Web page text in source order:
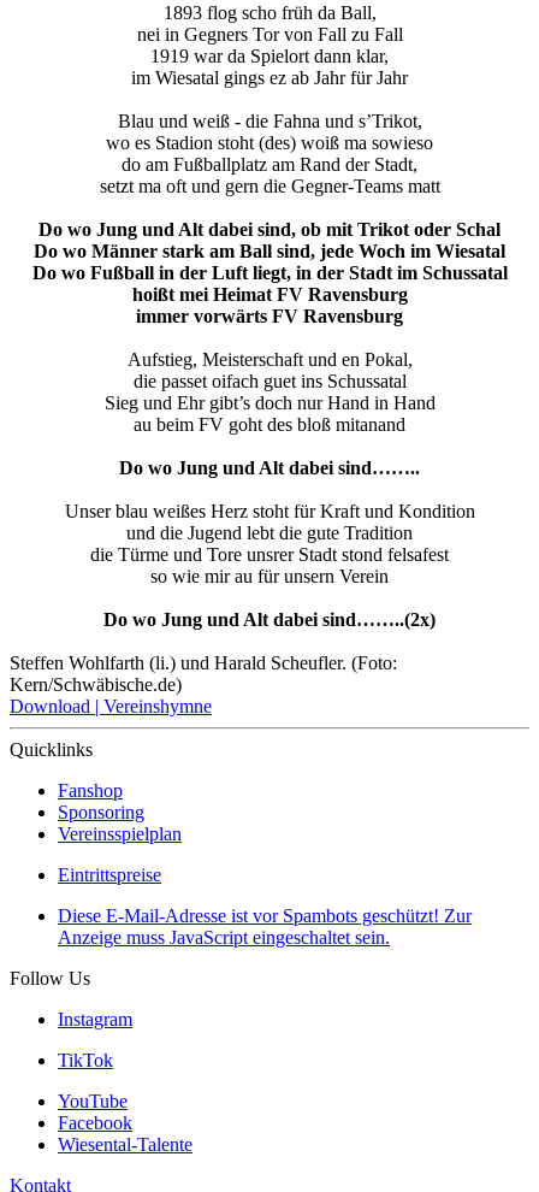
1893 flog scho früh da Ball,
nei in Gegners Tor von Fall zu Fall
1919 war da Spielort dann klar,
im Wiesatal gings ez ab Jahr für Jahr
Blau und weiß - die Fahna und s’Trikot,
wo es Stadion stoht (des) woiß ma sowieso
do am Fußballplatz am Rand der Stadt,
setzt ma oft und gern die Gegner-Teams matt
Do wo Jung und Alt dabei sind, ob mit Trikot oder Schal
Do wo Männer stark am Ball sind, jede Woch im Wiesatal
Do wo Fußball in der Luft liegt, in der Stadt im Schussatal
hoißt mei Heimat FV Ravensburg
immer vorwärts FV Ravensburg
Aufstieg, Meisterschaft und en Pokal,
die passet oifach guet ins Schussatal
Sieg und Ehr gibt’s doch nur Hand in Hand
au beim FV goht des bloß mitanand
Do wo Jung und Alt dabei sind……..
Unser blau weißes Herz stoht für Kraft und Kondition
und die Jugend lebt die gute Tradition
die Türme und Tore unsrer Stadt stond felsafest
so wie mir au für unsern Verein
Do wo Jung und Alt dabei sind……..(2x)
Steffen Wohlfarth (li.) und Harald Scheufler. (Foto:
Kern/Schwäbische.de)
Download | Vereinshymne
Quicklinks
Fanshop
Sponsoring
Vereinsspielplan
Eintrittspreise
Diese E-Mail-Adresse ist vor Spambots geschützt! Zur
Anzeige muss JavaScript eingeschaltet sein.
Follow Us
Instagram
TikTok
YouTube
Facebook
Wiesental-Talente
Kontakt